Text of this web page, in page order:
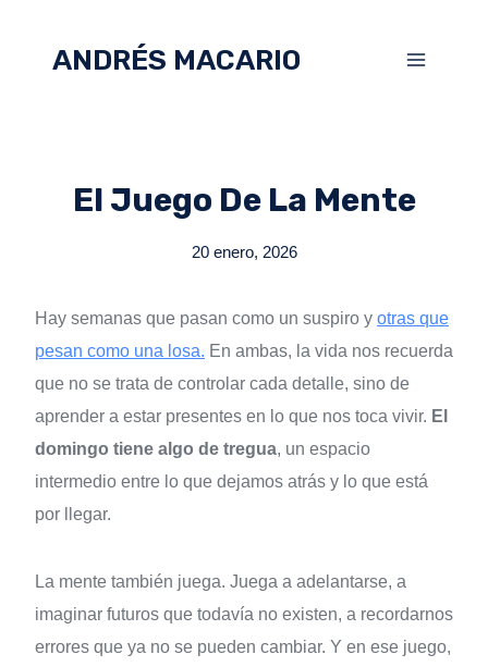
ANDRÉS MACARIO
El Juego De La Mente
20 enero, 2026
Hay semanas que pasan como un suspiro y otras que
pesan como una losa. En ambas, la vida nos recuerda
que no se trata de controlar cada detalle, sino de
aprender a estar presentes en lo que nos toca vivir. El
domingo tiene algo de tregua, un espacio
intermedio entre lo que dejamos atrás y lo que está
por llegar.
La mente también juega. Juega a adelantarse, a
imaginar futuros que todavía no existen, a recordarnos
errores que ya no se pueden cambiar. Y en ese juego,